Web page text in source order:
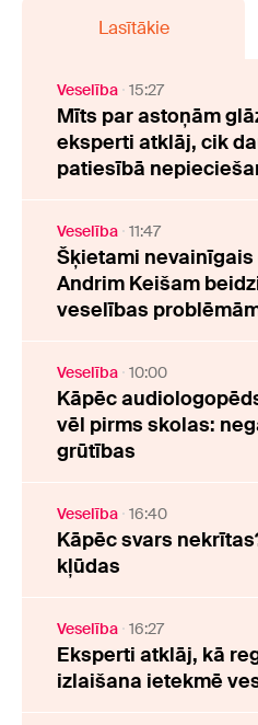
Lasītākie
Veselība 15:27
Mīts par astoņām
eksperti atklāj, cik
patiesībā
Veselība 11:47
Šķietami
Andrim Keišam
veselības
Veselība 10:00
Kāpēc
vēl pirms skolas:
grūtības
Veselība 16:40
Kāpēc svars
kļūdas
Veselība 16:27
Eksperti atklāj, kā
izlaišana ietekmē